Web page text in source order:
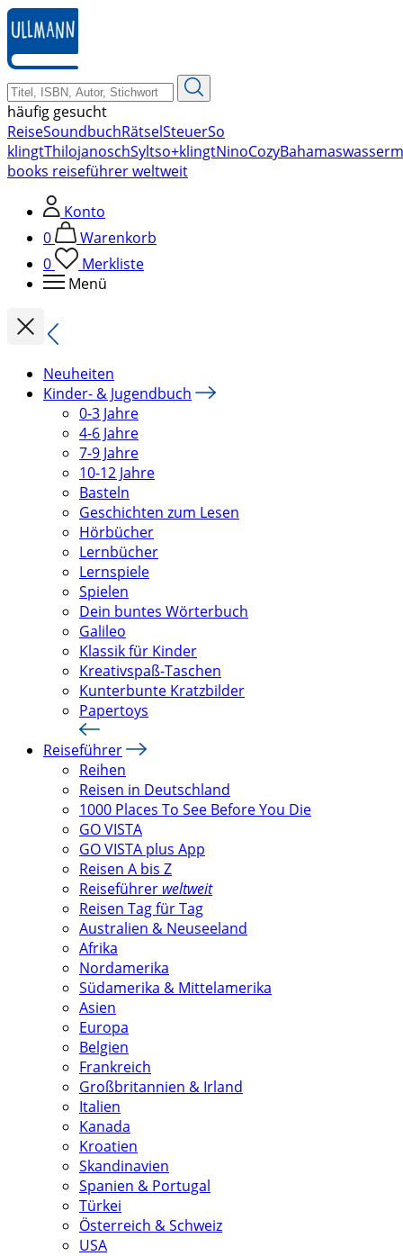
zum
Hauptinhalt
springen
häufig gesucht
ReiseSoundbuchRätselSteuerSo
klingtThilojanoschSyltso+klingtNinoCozyBahamas
books reiseführer weltweit
Konto
0
Warenkorb
0
Merkliste
Menü
Neuheiten
Kinder- & Jugendbuch
0-3 Jahre
4-6 Jahre
7-9 Jahre
10-12 Jahre
Basteln
Geschichten zum Lesen
Hörbücher
Lernbücher
Lernspiele
Spielen
Dein buntes Wörterbuch
Galileo
Klassik für Kinder
Kreativspaß-Taschen
Kunterbunte Kratzbilder
Papertoys
Reiseführer
Reihen
Reisen in Deutschland
1000 Places To See Before You Die
GO VISTA
GO VISTA plus App
Reisen A bis Z
Reiseführer weltweit
Reisen Tag für Tag
Australien & Neuseeland
Afrika
Nordamerika
Südamerika & Mittelamerika
Asien
Europa
Belgien
Frankreich
Großbritannien & Irland
Italien
Kanada
Kroatien
Skandinavien
Spanien & Portugal
Türkei
Österreich & Schweiz
USA